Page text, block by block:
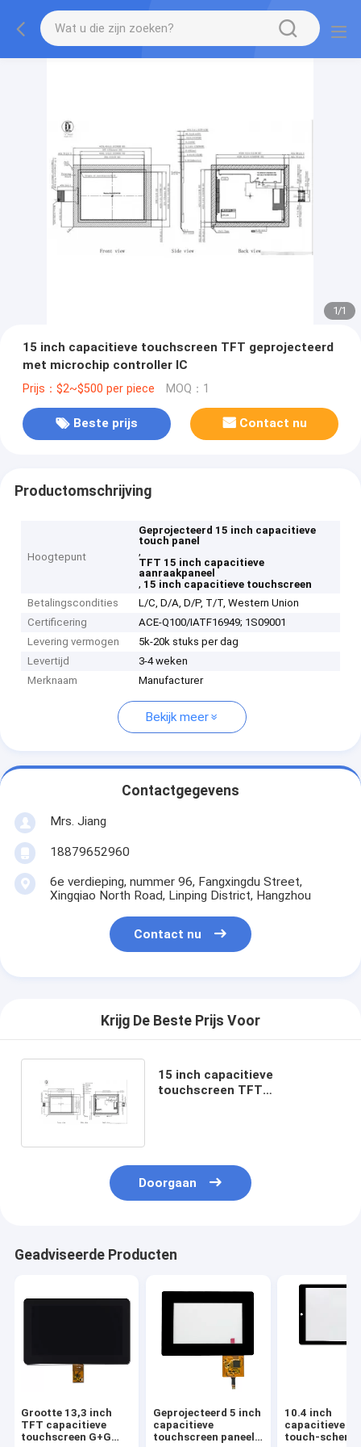
1/1
15 inch capacitieve touchscreen TFT geprojecteerd
met microchip controller IC
Prijs：$2~$500 per piece MOQ：1
Beste prijs Contact nu
Productomschrijving
Hoogtepunt
Geprojecteerd 15 inch capacitieve
touch panel
,
TFT 15 inch capacitieve
aanraakpaneel
, 15 inch capacitieve touchscreen
Betalingscondities
L/C, D/A, D/P, T/T, Western Union
Certificering
ACE-Q100/IATF16949; 1S09001
Levering vermogen
5k-20k stuks per dag
Levertijd
3-4 weken
Merknaam
Manufacturer
Bekijk meer
Contactgegevens
Mrs. Jiang
18879652960
6e verdieping, nummer 96, Fangxingdu Street,
Xingqiao North Road, Linping District, Hangzhou
Contact nu
Krijg De Beste Prijs Voor
15 inch capacitieve
touchscreen TFT
Doorgaan
Geadviseerde Producten
Grootte 13,3 inch
TFT capacitieve
touchscreen G+G
Geprojecteerd 5 inch
capacitieve
touchscreen paneel
10.4 inch
capacitieve
touch-